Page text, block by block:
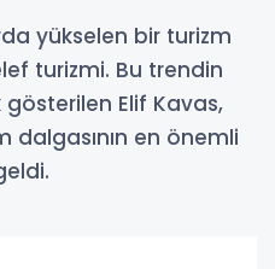
yükselen bir turizm
turizmi. Bu trendin
Elif Kavas,
dalgasının en önemli